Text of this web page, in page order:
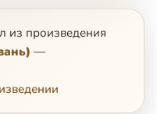
из произведения
—